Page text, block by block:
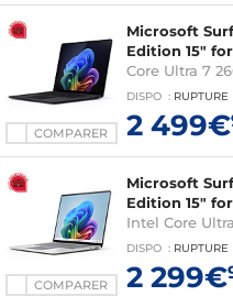
COMPARER
Microsoft
Edition 15"
Core Ultra 7
Tactile Wi-Fi
DISPO : RUPTURE
2 499€
COMPARER
Microsoft
Edition 15" for
Intel Core
Tactile Wi-Fi
DISPO : RUPTURE
2 299€